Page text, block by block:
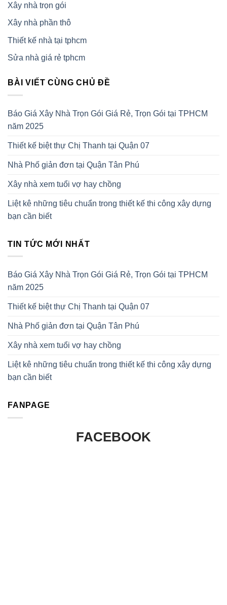
Xây nhà trọn gói
Xây nhà phần thô
Thiết kế nhà tại tphcm
Sửa nhà giá rẻ tphcm
BÀI VIẾT CÙNG CHỦ ĐỀ
Báo Giá Xây Nhà Trọn Gói Giá Rẻ, Trọn Gói tại TPHCM
năm 2025
Thiết kế biệt thự Chị Thanh tại Quận 07
Nhà Phố giản đơn tại Quận Tân Phú
Xây nhà xem tuổi vợ hay chồng
Liệt kê những tiêu chuẩn trong thiết kế thi công xây dựng
bạn cần biết
TIN TỨC MỚI NHẤT
Báo Giá Xây Nhà Trọn Gói Giá Rẻ, Trọn Gói tại TPHCM
năm 2025
Thiết kế biệt thự Chị Thanh tại Quận 07
Nhà Phố giản đơn tại Quận Tân Phú
Xây nhà xem tuổi vợ hay chồng
Liệt kê những tiêu chuẩn trong thiết kế thi công xây dựng
bạn cần biết
FANPAGE
FACEBOOK